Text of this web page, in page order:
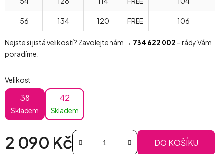
56 134 120 FREE 106
Nejste si jistá velikostí? Zavolejte nám → 734 622 002 – rády Vám
poradíme.
Velikost
38
Skladem
42
Skladem
2 090 Kč DO KOŠÍKU